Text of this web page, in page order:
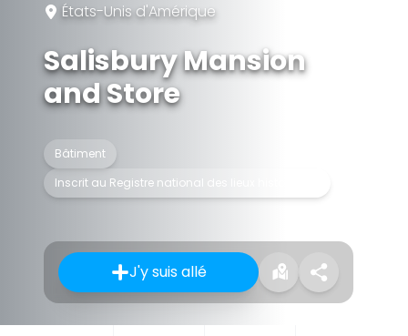
États-Unis d'Amérique
Salisbury Mansion
and Store
Bâtiment
Inscrit au Registre national des lieux historiques
J'y suis allé